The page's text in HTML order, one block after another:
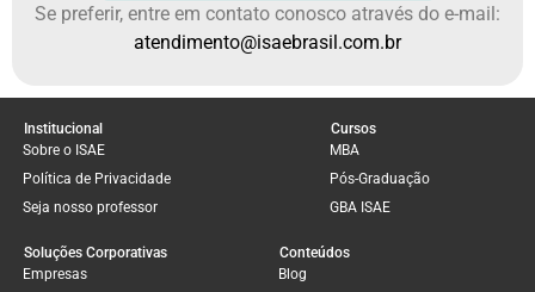
Se preferir, entre em contato conosco através do e-mail:
atendimento@isaebrasil.com.br
Institucional
Sobre o ISAE
Política de Privacidade
Seja nosso professor
Cursos
MBA
Pós-Graduação
GBA ISAE
Soluções Corporativas
Empresas
Conteúdos
Blog